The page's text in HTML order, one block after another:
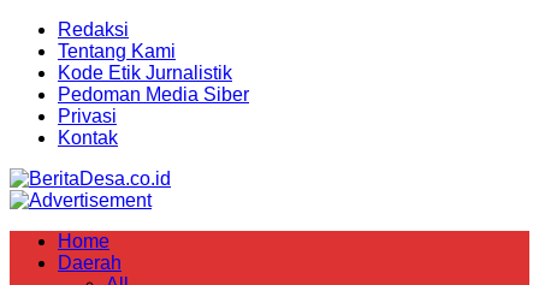
Redaksi
Tentang Kami
Kode Etik Jurnalistik
Pedoman Media Siber
Privasi
Kontak
Home
Daerah